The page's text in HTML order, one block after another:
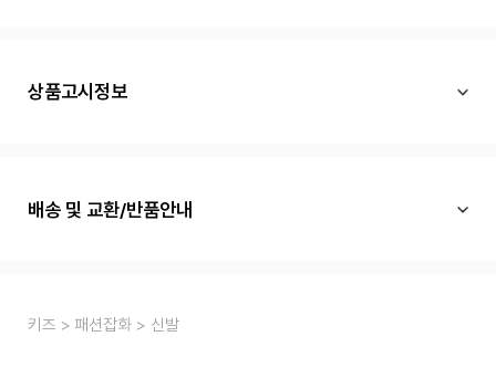
상품고시정보
배송 및 교환/반품안내
키즈 패션잡화 신발